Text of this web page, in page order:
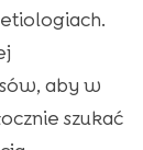
aby w
szukać